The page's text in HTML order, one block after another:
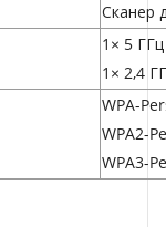
Сканер
1× 5
1× 2,4
WPA-
WPA2-
WPA3-